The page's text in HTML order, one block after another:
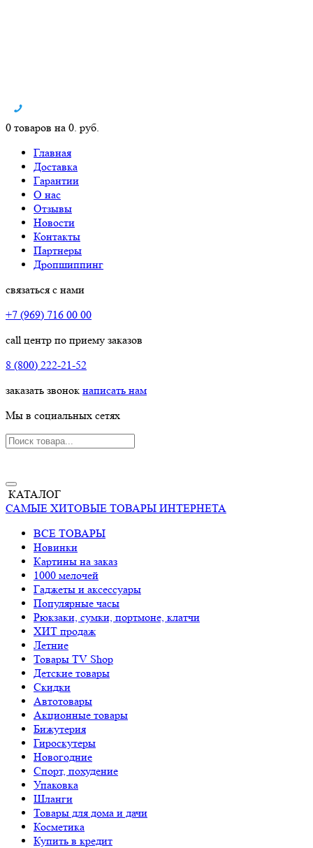
0 товаров на 0. руб.
Главная
Доставка
Гарантии
О нас
Отзывы
Новости
Контакты
Партнеры
Дропшиппинг
связаться с нами
+7 (969) 716 00 00
call центр по приему заказов
8 (800) 222-21-52
заказать звонок написать нам
Мы в социальных сетях
КАТАЛОГ
САМЫЕ ХИТОВЫЕ ТОВАРЫ ИНТЕРНЕТА
ВСЕ ТОВАРЫ
Новинки
Картины на заказ
1000 мелочей
Гаджеты и аксессуары
Популярные часы
Рюкзаки, сумки, портмоне, клатчи
ХИТ продаж
Летние
Товары TV Shop
Детские товары
Cкидки
Автотовары
Акционные товары
Бижутерия
Гироскутеры
Новогодние
Спорт, похудение
Упаковка
Шланги
Товары для дома и дачи
Косметика
Купить в кредит